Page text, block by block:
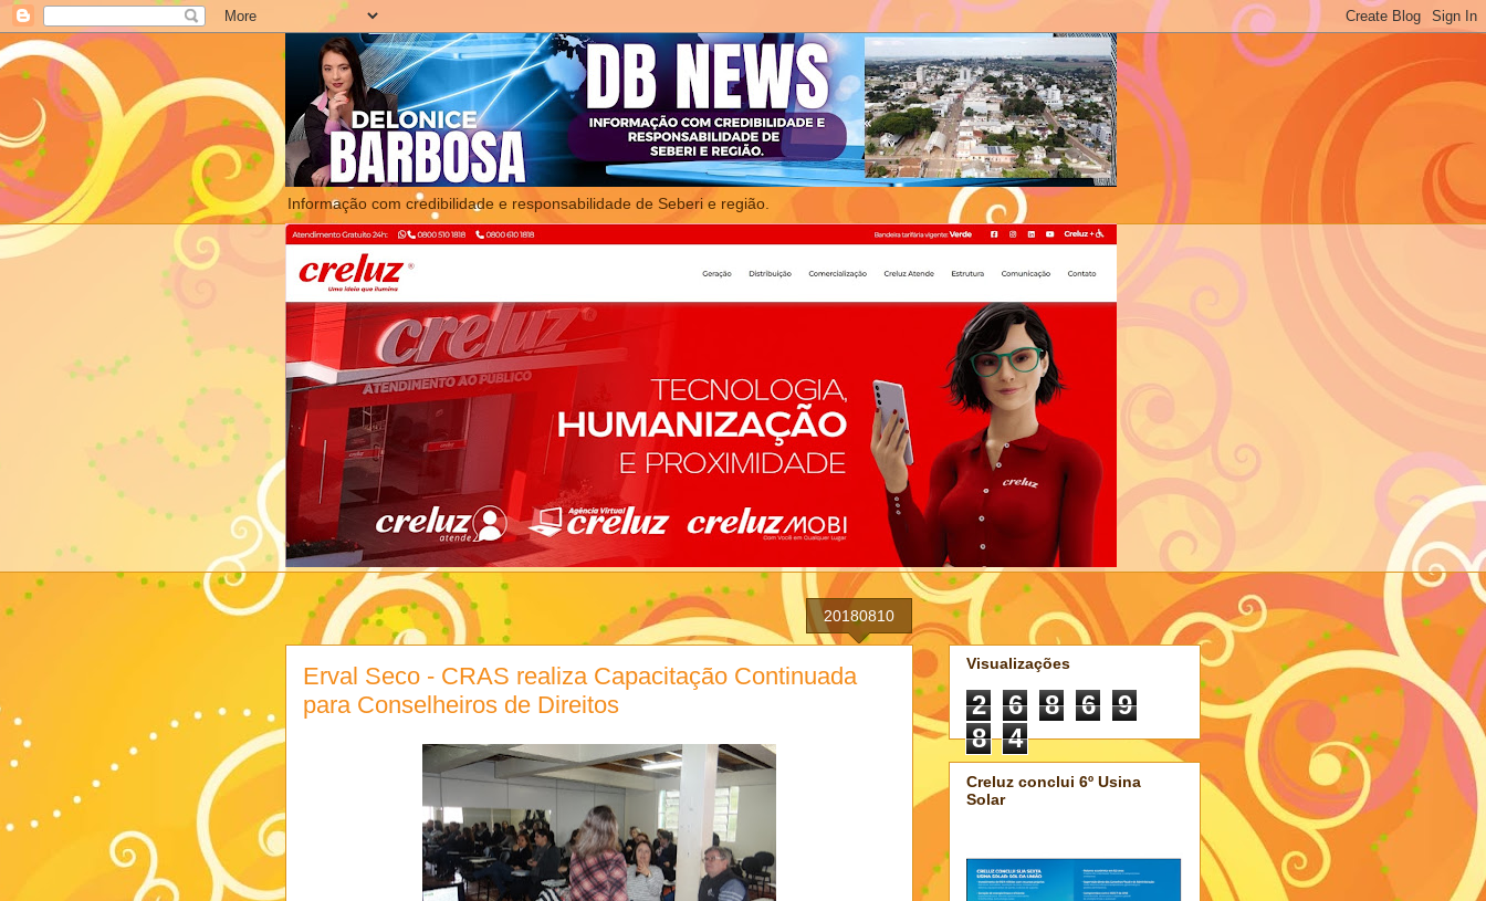
Informação com credibilidade e responsabilidade de Seberi e região.
20180810
Erval Seco - CRAS realiza Capacitação Continuada
para Conselheiros de Direitos
Visualizações
2 6 8 6
9
8
4
Creluz conclui 6º Usina
Solar